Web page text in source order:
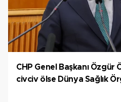
CHP Genel Başkanı Özgür
civciv ölse Dünya Sağlık